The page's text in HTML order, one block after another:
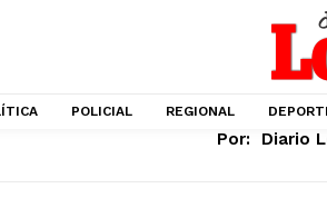
POLICIAL REGIONAL
Por: Diario